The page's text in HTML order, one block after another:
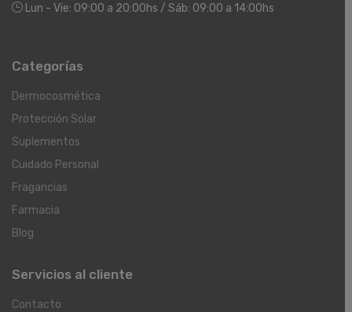
Lun - Vie: 09:00 a 20:00hs / Sáb: 09:00 a 14:00hs
Categorías
Dermocosmética
Protección Solar
Suplementos
Cuidado Personal
Fragancias
Farmacia
Blog
Servicios al cliente
Contacto